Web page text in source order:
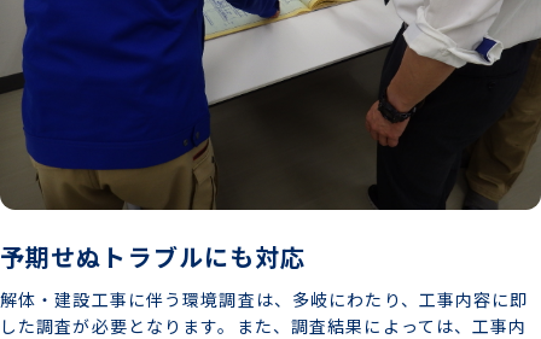
予期せぬトラブルにも対応
解体・建設工事に伴う環境調査は、多岐にわたり、工事内容に即
した調査が必要となります。また、調査結果によっては、工事内